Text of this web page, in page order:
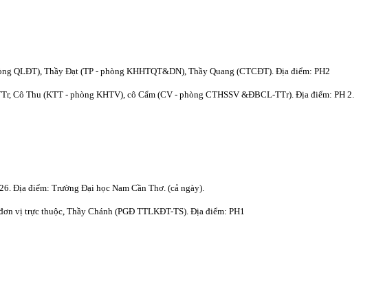
QLĐT), Thầy Đạt (TP - phòng KHHTQT&DN), Thầy Quang (CTCĐT). Địa điểm: PH2
Cô Thu (KTT - phòng KHTV), cô Cẩm (CV - phòng CTHSSV &ĐBCL-TTr). Địa điểm: PH 2.
Địa điểm: Trường Đại học Nam Cần Thơ. (cả ngày).
vị trực thuộc, Thầy Chánh (PGĐ TTLKĐT-TS). Địa điểm: PH1